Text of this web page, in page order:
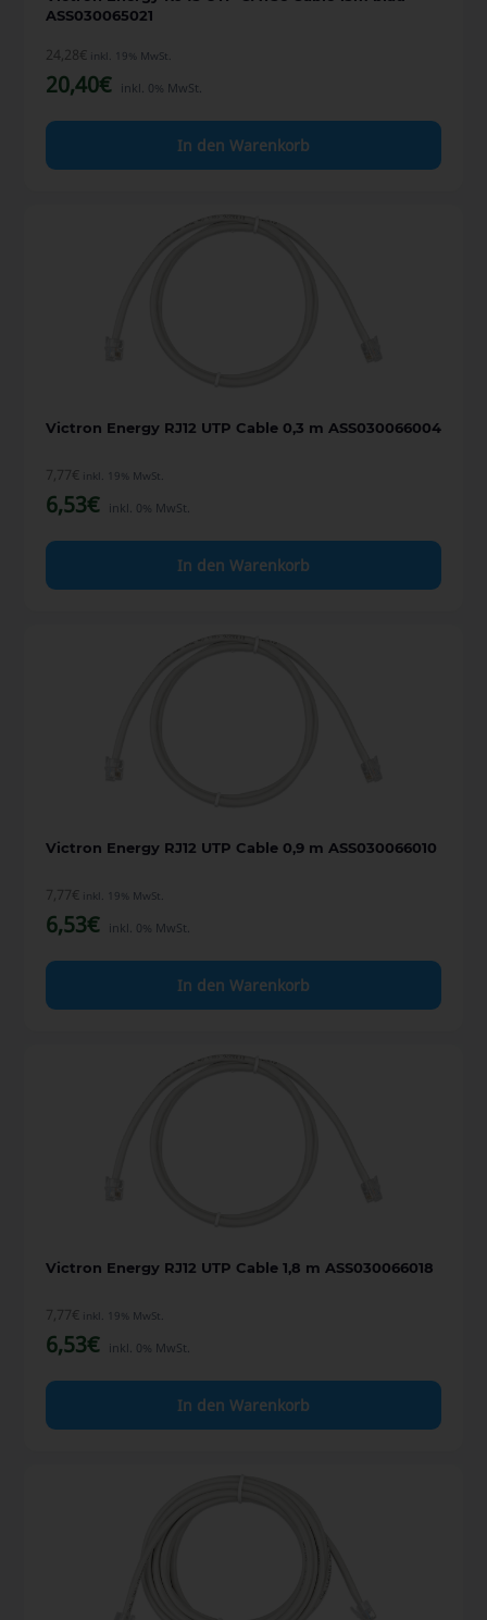
ASS030065021
24,28€ inkl. 19% MwSt.
20,40€ inkl. 0% MwSt.
In den Warenkorb
Victron Energy RJ12 UTP Cable 0,3 m ASS030066004
7,77€ inkl. 19% MwSt.
6,53€ inkl. 0% MwSt.
In den Warenkorb
Victron Energy RJ12 UTP Cable 0,9 m ASS030066010
7,77€ inkl. 19% MwSt.
6,53€ inkl. 0% MwSt.
In den Warenkorb
Victron Energy RJ12 UTP Cable 1,8 m ASS030066018
7,77€ inkl. 19% MwSt.
6,53€ inkl. 0% MwSt.
In den Warenkorb